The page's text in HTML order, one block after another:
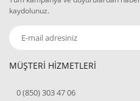
kaydolunuz.
MÜŞTERİ HİZMETLERİ
0 (850) 303 47 06